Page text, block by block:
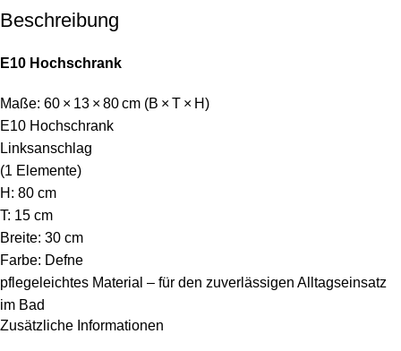
Beschreibung
E10 Hochschrank
Maße: 60 × 13 × 80 cm (B × T × H)
E10 Hochschrank
Linksanschlag
(1 Elemente)
H: 80 cm
T: 15 cm
Breite: 30 cm
Farbe: Defne
pflegeleichtes Material – für den zuverlässigen Alltagseinsatz
im Bad
Zusätzliche Informationen